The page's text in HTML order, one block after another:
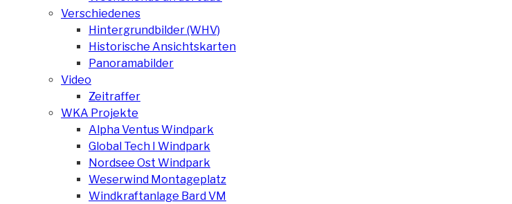
Verschiedenes
Hintergrundbilder (WHV)
Historische Ansichtskarten
Panoramabilder
Video
Zeitraffer
WKA Projekte
Alpha Ventus Windpark
Global Tech I Windpark
Nordsee Ost Windpark
Weserwind Montageplatz
Windkraftanlage Bard VM